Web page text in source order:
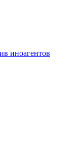
иноагентов